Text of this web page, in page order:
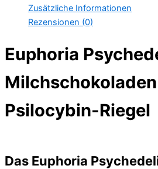
Zusätzliche Informationen
Rezensionen (0)
Euphoria
Psilocybin-Riegel
Das Euphoria